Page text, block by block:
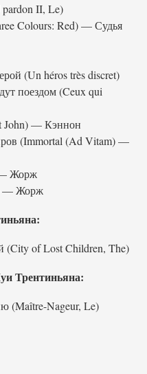
II, Le)
Colours: Red) — Судья
(Un héros très discret)
поездом (Ceux qui
John) — Кэннон
(Immortal (Ad Vitam) —
Жорж
— Жорж
(City of Lost Children, The)
Трентиньяна:
(Maître-Nageur, Le)